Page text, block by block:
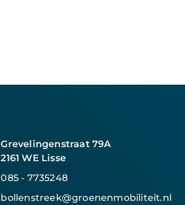
Grevelingenstraat 79A
2161 WE Lisse
085 - 7735248
bollenstreek@groenenmobiliteit.nl